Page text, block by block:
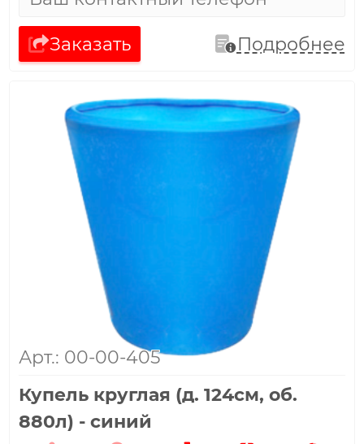
Заказать Подробнее
Арт.: 00-00-405
Купель круглая (д. 124см, об.
880л) - синий